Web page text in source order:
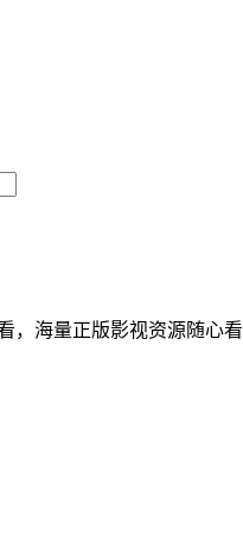
，海量正版影视资源随心看